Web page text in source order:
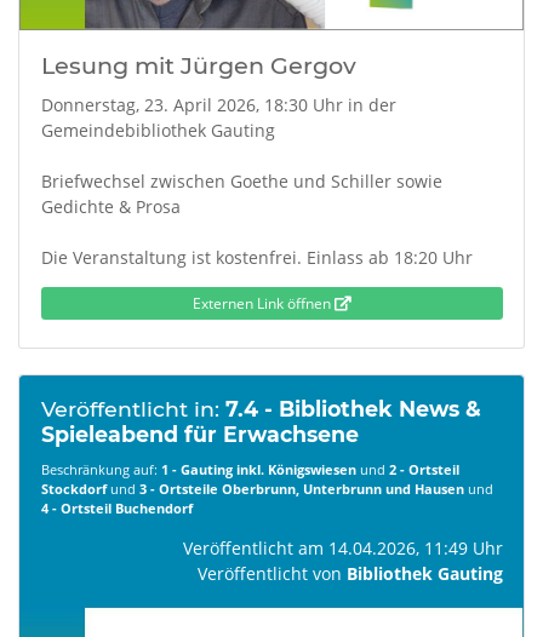
Lesung mit Jürgen Gergov
Donnerstag, 23. April 2026, 18:30 Uhr in der
Gemeindebibliothek Gauting
Briefwechsel zwischen Goethe und Schiller sowie
Gedichte & Prosa
Die Veranstaltung ist kostenfrei. Einlass ab 18:20 Uhr
Externen Link öffnen
Veröffentlicht in: 7.4 - Bibliothek News &
Spieleabend für Erwachsene
Beschränkung auf: 1 - Gauting inkl. Königswiesen und 2 - Ortsteil
Stockdorf und 3 - Ortsteile Oberbrunn, Unterbrunn und Hausen und
4 - Ortsteil Buchendorf
Veröffentlicht am 14.04.2026, 11:49 Uhr
Veröffentlicht von Bibliothek Gauting